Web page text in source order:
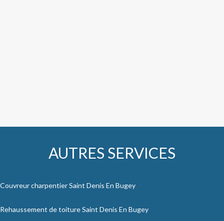
AUTRES SERVICES
Couvreur charpentier Saint Denis En Bugey
Rehaussement de toiture Saint Denis En Bugey